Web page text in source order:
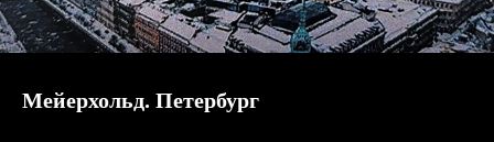
Мейерхольд. Петербург